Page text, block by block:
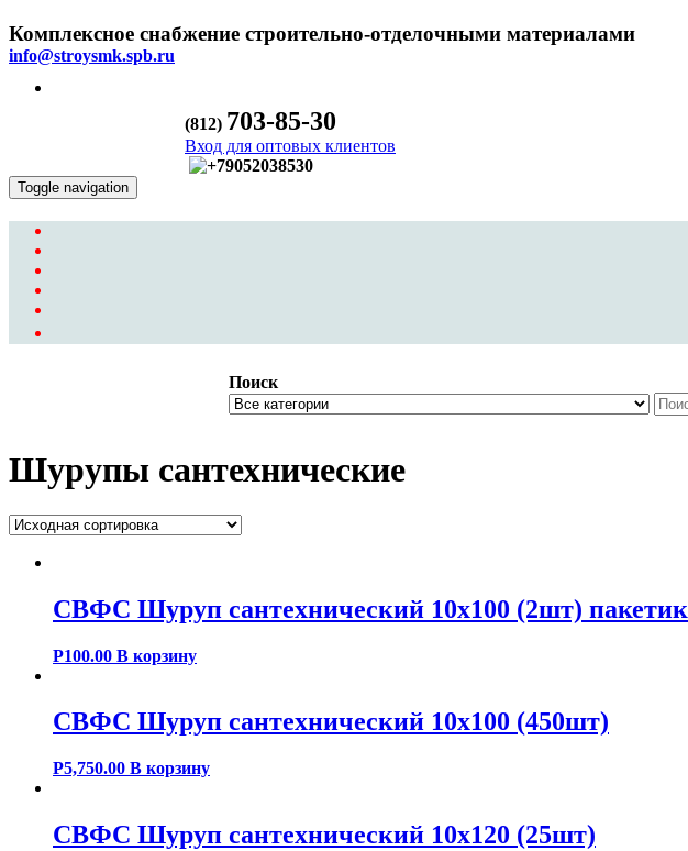
Комплексное снабжение строительно-отделочными материалами
info@stroysmk.spb.ru
(812) 703-85-30
Вход для оптовых клиентов
Toggle navigation
Поиск
Шурупы сантехнические
СВФС Шуруп сантехнический 10х100 (2шт) пакетик
Р100.00 В корзину
СВФС Шуруп сантехнический 10х100 (450шт)
Р5,750.00 В корзину
СВФС Шуруп сантехнический 10х120 (25шт)